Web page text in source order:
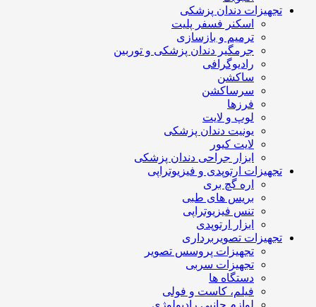
تجهیزات دندان پزشکی
اسکنر فسفر پلیت
ترمیم و بازسازی
جرمگیر دندان پزشکی و توربین
رادیوگرافی
ساکشن
سرساکشن
فرزها
لوپ و لایت
یونیت دندان پزشکی
لایت کیور
ابزار جراحی دندان پزشکی
تجهیزات ارتوپدی و فیزیوتراپی
اره گچ بری
بریس های طبی
تنس فیزیوتراپی
ابزار ارتوپدی
تجهیزات تصویربرداری
تجهیزات پروسس تصویر
تجهیزات سربی
دستگاه ها
فیلم، کاست و فولی
لوازم جانبی رادیولوژی